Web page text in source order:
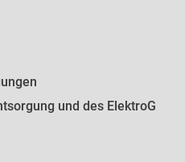
und des ElektroG